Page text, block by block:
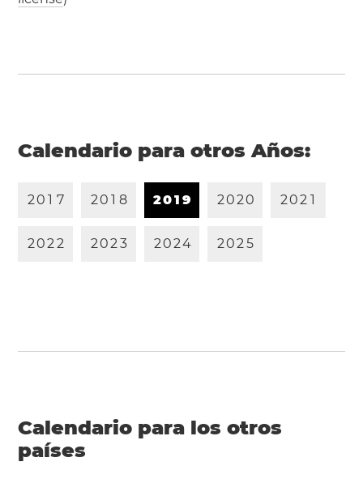
Calendario para otros Años:
20 1 7 20 1 8 201 9 2020 202 1
2022 2023 2024 2025
Calendario para los otros
países